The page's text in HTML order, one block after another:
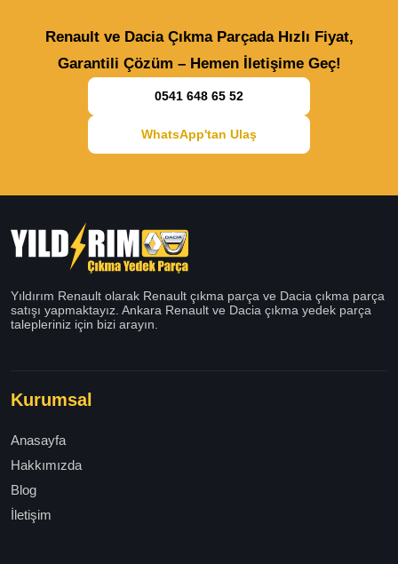
Renault ve Dacia Çıkma Parçada Hızlı Fiyat,
Garantili Çözüm – Hemen İletişime Geç!
0541 648 65 52
WhatsApp'tan Ulaş
Yıldırım Renault olarak Renault çıkma parça ve Dacia çıkma parça
satışı yapmaktayız. Ankara Renault ve Dacia çıkma yedek parça
talepleriniz için bizi arayın.
Kurumsal
Anasayfa
Hakkımızda
Blog
İletişim